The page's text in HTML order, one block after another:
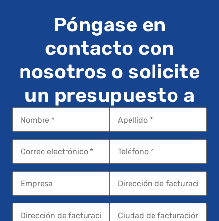
Póngase en
contacto con
nosotros o solicite
un presupuesto a